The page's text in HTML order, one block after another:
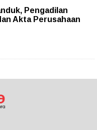
Pengadilan
Akta Perusahaan